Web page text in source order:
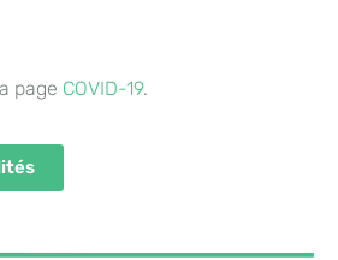
page COVID-19.